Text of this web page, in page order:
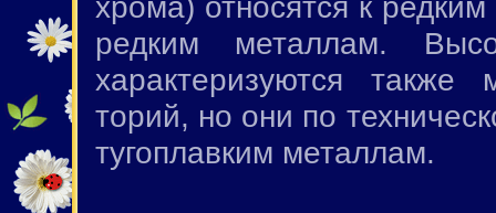
хрома) относятся к
редким металлам.
характеризуются
торий, но они по
тугоплавким металлам.